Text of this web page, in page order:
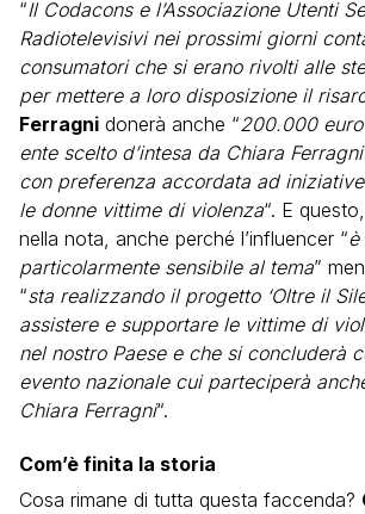
“Il Codacons e l’Associazione Utenti
Radiotelevisivi nei prossimi giorni
consumatori che si erano rivolti alle
per mettere a loro disposizione il
Ferragni donerà anche “200.000
ente scelto d’intesa da Chiara
con preferenza accordata ad
le donne vittime di violenza“. E
nella nota, anche perché l’influencer “è
particolarmente sensibile al tema”
“sta realizzando il progetto ‘Oltre il
assistere e supportare le vittime di
nel nostro Paese e che si concluderà
evento nazionale cui parteciperà
Chiara Ferragni“.
Com’è finita la storia
Cosa rimane di tutta questa faccenda?